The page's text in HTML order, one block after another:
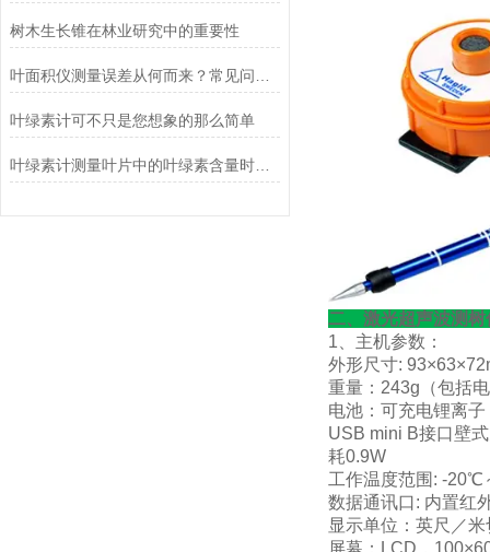
树木生长锥在林业研究中的重要性
叶绿素计可不只是您想象的那么简单
叶绿素计测量叶片中的叶绿素含量时需要注意哪些因素？
二、激光超声波测
1、主机参数：
外形尺寸:
重量：243g（包括
电池：可充电锂离
USB mini B接口壁
耗0.9W
工作温度范围: -
数据通讯口: 内置红
显示单位：英尺／米
屏幕：LCD，